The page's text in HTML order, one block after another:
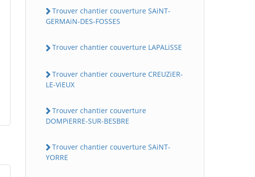
Trouver chantier couverture SAiNT-
GERMAiN-DES-FOSSES
Trouver chantier couverture LAPALiSSE
Trouver chantier couverture CREUZiER-
LE-ViEUX
Trouver chantier couverture
DOMPiERRE-SUR-BESBRE
Trouver chantier couverture SAiNT-
YORRE